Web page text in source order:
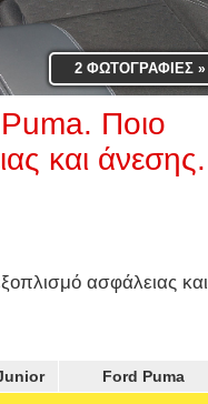
2 ΦΩΤΟΓΡΑΦΙΕΣ»
Ποιο
και άνεσης.
ασφάλειας και
Ford Puma